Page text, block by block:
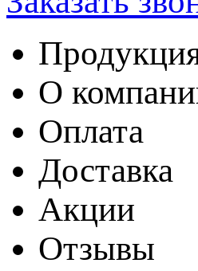
О
Оплата
Доставка
Акции
Отзывы